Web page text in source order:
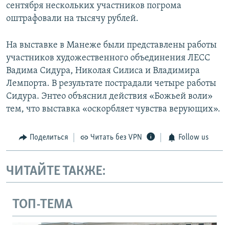
сентября нескольких участников погрома
оштрафовали на тысячу рублей.
На выставке в Манеже были представлены работы
участников художественного объединения ЛЕСС
Вадима Сидура, Николая Силиса и Владимира
Лемпорта. В результате пострадали четыре работы
Сидура. Энтео объяснил действия «Божьей воли»
тем, что выставка «оскорбляет чувства верующих».
Поделиться Читать без VPN Follow us
ЧИТАЙТЕ ТАКЖЕ:
ТОП-ТЕМА